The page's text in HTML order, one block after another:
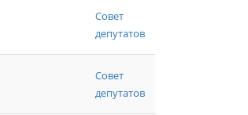
Совет
депутатов
Совет
депутатов